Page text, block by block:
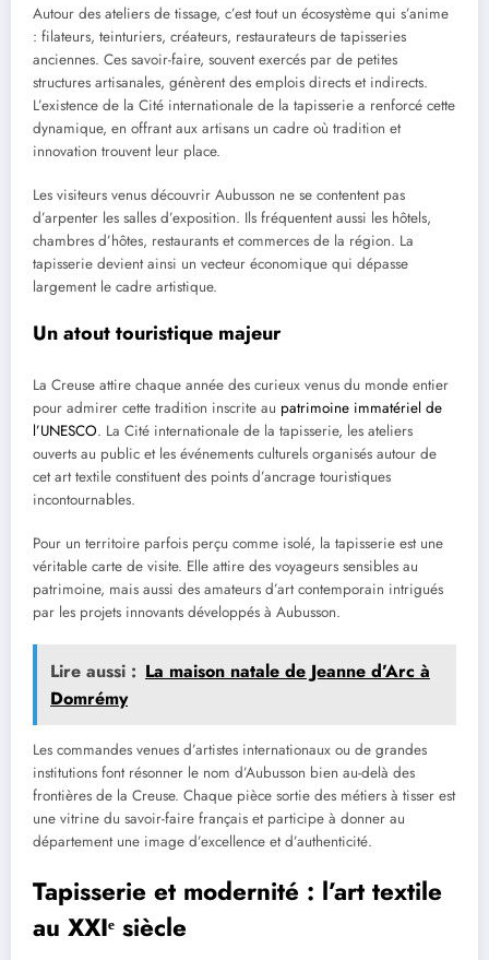
Autour des ateliers de tissage, c’est tout un écosystème qui s’anime
: filateurs, teinturiers, créateurs, restaurateurs de tapisseries
anciennes. Ces savoir-faire, souvent exercés par de petites
structures artisanales, génèrent des emplois directs et indirects.
L’existence de la Cité internationale de la tapisserie a renforcé cette
dynamique, en offrant aux artisans un cadre où tradition et
innovation trouvent leur place.
Les visiteurs venus découvrir Aubusson ne se contentent pas
d’arpenter les salles d’exposition. Ils fréquentent aussi les hôtels,
chambres d’hôtes, restaurants et commerces de la région. La
tapisserie devient ainsi un vecteur économique qui dépasse
largement le cadre artistique.
Un atout touristique majeur
La Creuse attire chaque année des curieux venus du monde entier
pour admirer cette tradition inscrite au patrimoine immatériel de
l’UNESCO. La Cité internationale de la tapisserie, les ateliers
ouverts au public et les événements culturels organisés autour de
cet art textile constituent des points d’ancrage touristiques
incontournables.
Pour un territoire parfois perçu comme isolé, la tapisserie est une
véritable carte de visite. Elle attire des voyageurs sensibles au
patrimoine, mais aussi des amateurs d’art contemporain intrigués
par les projets innovants développés à Aubusson.
Lire aussi : La maison natale de Jeanne d’Arc à
Domrémy
Les commandes venues d’artistes internationaux ou de grandes
institutions font résonner le nom d’Aubusson bien au-delà des
frontières de la Creuse. Chaque pièce sortie des métiers à tisser est
une vitrine du savoir-faire français et participe à donner au
département une image d’excellence et d’authenticité.
Tapisserie et modernité : l’art textile
au XXIᵉ siècle